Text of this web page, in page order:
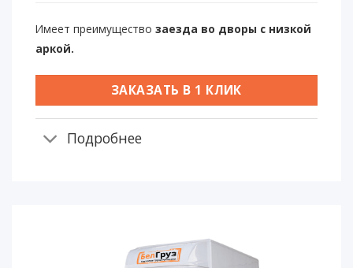
Имеет преимущество заезда во дворы с низкой
аркой.
ЗАКАЗАТЬ В 1 КЛИК
Подробнее